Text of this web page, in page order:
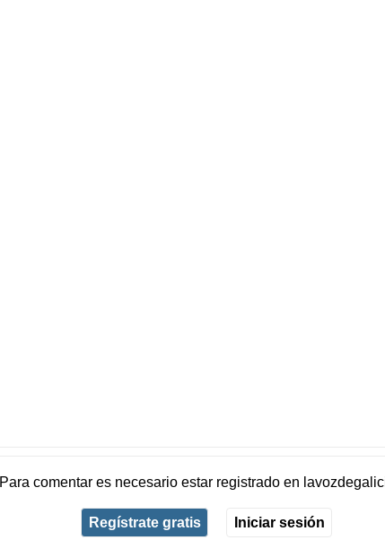
Para comentar es necesario estar registradoen
Regístrate gratis Iniciar sesión